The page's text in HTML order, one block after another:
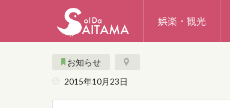
娯楽・観光
お知らせ
2015年10月23日